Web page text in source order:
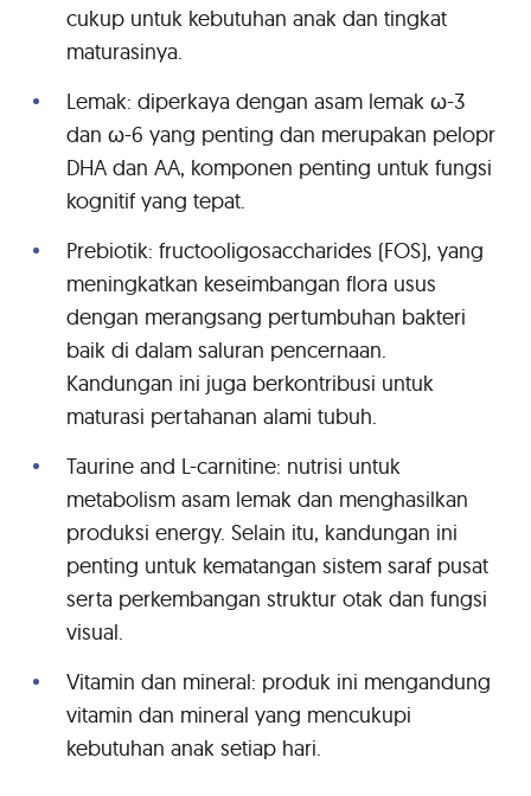
cukup untuk kebutuhan anak dan tingkat
maturasinya.
Lemak: diperkaya dengan asam lemak ω-3
dan ω-6 yang penting dan merupakan pelopr
DHA dan AA, komponen penting untuk fungsi
kognitif yang tepat.
Prebiotik: fructooligosaccharides (FOS), yang
meningkatkan keseimbangan flora usus
dengan merangsang pertumbuhan bakteri
baik di dalam saluran pencernaan.
Kandungan ini juga berkontribusi untuk
maturasi pertahanan alami tubuh.
Taurine and L-carnitine: nutrisi untuk
metabolism asam lemak dan menghasilkan
produksi energy. Selain itu, kandungan ini
penting untuk kematangan sistem saraf pusat
serta perkembangan struktur otak dan fungsi
visual.
Vitamin dan mineral: produk ini mengandung
vitamin dan mineral yang mencukupi
kebutuhan anak setiap hari.